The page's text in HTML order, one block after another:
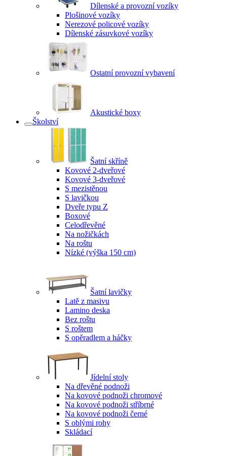
Dílenské a provozní vozíky
Plošinové vozíky
Nerezové policové vozíky
Dílenské zásuvkové vozíky
Ostatní provozní vybavení
Akustické boxy
Školství
Šatní skříně
Kovové 2-dveřové
Kovové 3-dveřové
S mezistěnou
S lavičkou
Dveře typu Z
Boxové
Celodřevěné
Na nožičkách
Na roštu
Nízké (výška 150 cm)
Šatní lavičky
Latě z masivu
Lamino deska
Bez roštu
S roštem
S opěradlem a háčky
Jídelní stoly
Na dřevěné podnoži
Na kovové podnoži chromové
Na kovové podnoži stříbrné
Na kovové podnoži černé
S oblými rohy
Skládací